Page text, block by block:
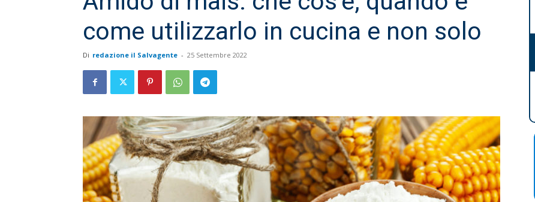
come utilizzarlo in cucina e non solo
Di redazione il Salvagente - 25 Settembre 2022